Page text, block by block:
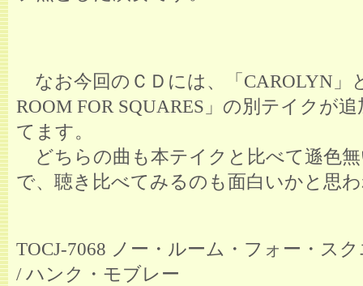
なお今回のＣＤには、「CAROLYN」
ROOM FOR SQUARES」の別テイクが
てます。
どちらの曲も本テイクと比べて遜色
で、聴き比べてみるのも面白いかと思
TOCJ-7068 ノー・ルーム・フォー・ス
/ ハンク・モブレー